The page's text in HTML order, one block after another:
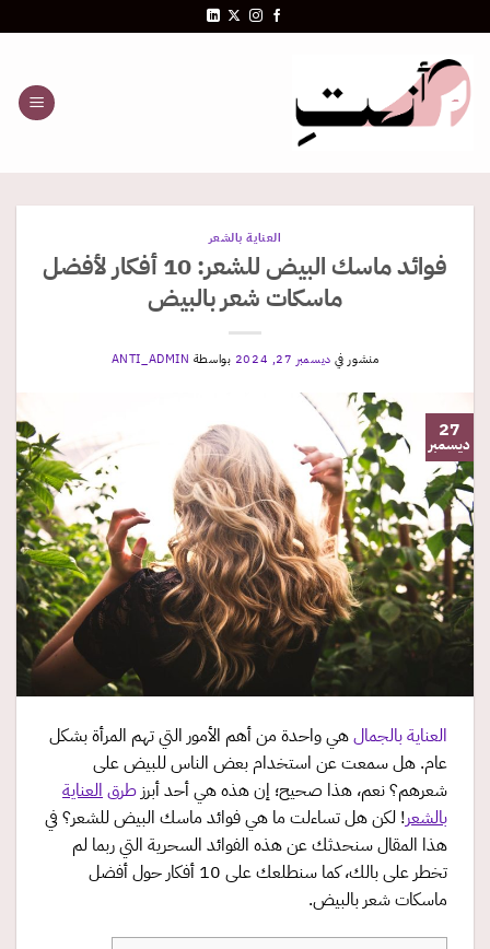
للمحتوى
العناية بالشعر
فوائد ماسك البيض للشعر: 10 أفكار لأفضل
ماسكات شعر بالبيض
منشور في ديسمبر 27, 2024 بواسطة ANTI_ADMIN
27
ديسمبر
العناية بالجمالهي واحدة من أهم الأمور التي تهم المرأة بشكل
عام. هل سمعت عن استخدام بعض الناس للبيض على
شعرهم؟ نعم، هذا صحيح؛ إن هذه هي أحد أبرزطرقالعناية
بالشعر! لكن هل تساءلت ما هي فوائد ماسك البيض للشعر؟ في
هذا المقال سنحدثك عن هذه الفوائد السحرية التي ربما لم
تخطر على بالك، كما سنطلعك على 10 أفكار حول أفضل
ماسكات شعر بالبيض.